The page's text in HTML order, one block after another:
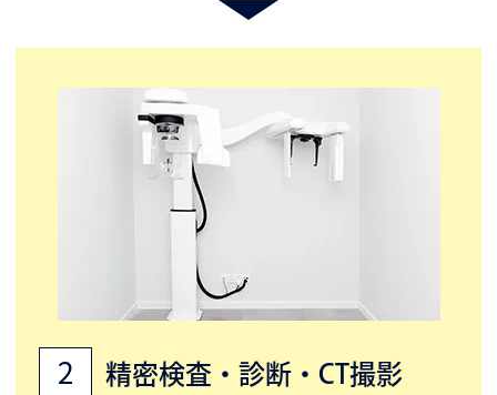
2 精密検査・診断・CT撮影